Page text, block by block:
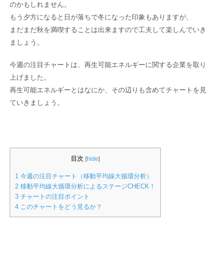
のかもしれません。
もう夕方になると日が落ちで冬になった印象もありますが、
まだまだ秋を満喫することは出来ますので工夫して楽しんでいき
ましょう。
今週の注目チャートは、再生可能エネルギーに関する企業を取り
上げました。
再生可能エネルギーとはなにか、その辺りも含めてチャートを見
ていきましょう。
目次 [hide]
1 今週の注目チャート（移動平均線大循環分析）
2 移動平均線大循環分析によるステージCHECK！
3 チャートの注目ポイント
4 このチャートをどう見るか？